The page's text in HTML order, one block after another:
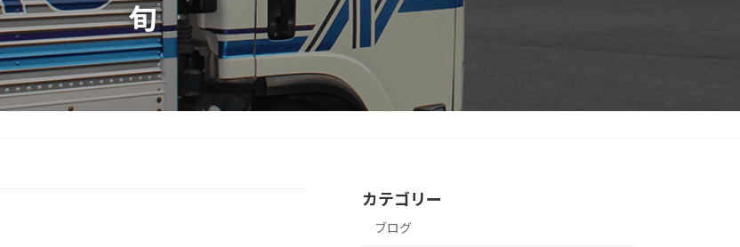
旬
カテゴリー
ブログ